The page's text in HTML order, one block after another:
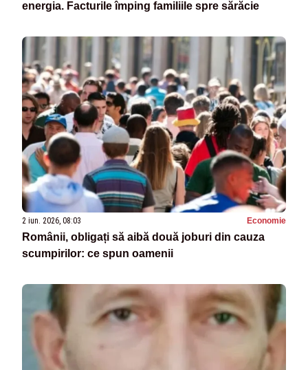
energia. Facturile împing familiile spre sărăcie
2 iun. 2026, 08:03 Economie
Românii, obligați să aibă două joburi din cauza
scumpirilor: ce spun oamenii